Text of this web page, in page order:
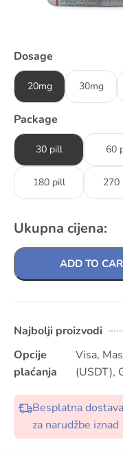
Dosage
20mg 30mg
Package
30 pill 60
180 pill 270
Ukupna cijena:
ADD TO
Najbolji proizvodi
Opcije
plaćanja
Visa,
(USDT),
Besplatna
za narudžbe